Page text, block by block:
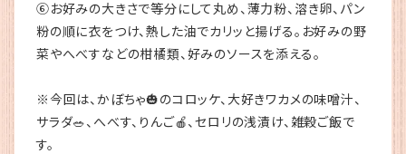
⑥お好みの大きさで等分にして丸め、薄力粉、溶き卵、パン
粉の順に衣をつけ、熱した油でカリッと揚げる。お好みの野
菜やへべすなどの柑橘類、好みのソースを添える。
※今回は、かぼちゃ🎃のコロッケ、大好きワカメの味噌汁、
サラダ🥗、へべす、りんご🍎、セロリの浅漬け、雑穀ご飯で
す。